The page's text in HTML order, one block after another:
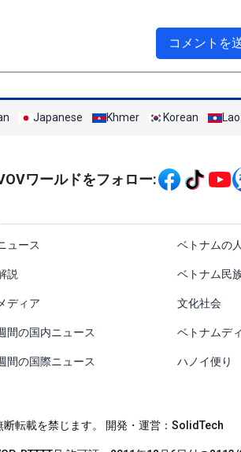
コメントを
Japanese Khmer Korean Lao
ワールドをフォロー:
footer tiếng
ュース ベトナムの
説 ベトナム民
メディア 文化社会
間の国内ニュース ベトナムデ
間の国際ニュース ハノイ便り
転載を禁じます。 開発・運営：SolidTech